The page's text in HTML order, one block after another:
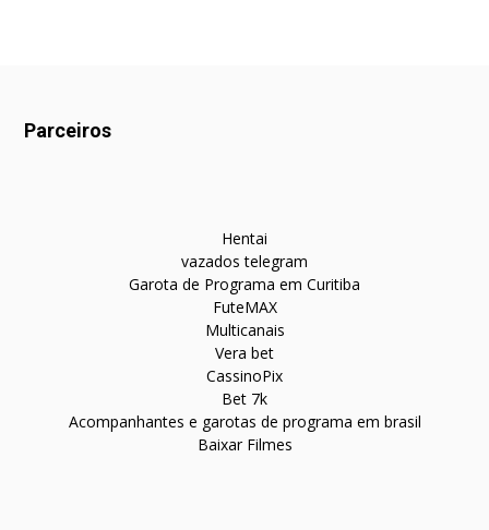
Parceiros
Hentai
vazados telegram
Garota de Programa em Curitiba
FuteMAX
Multicanais
Vera bet
CassinoPix
Bet 7k
Acompanhantes e garotas de programa em brasil
Baixar Filmes